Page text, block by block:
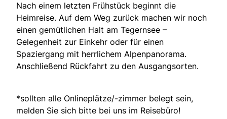
Nach einem letzten Frühstück beginnt die
Heimreise. Auf dem Weg zurück machen wir noch
einen gemütlichen Halt am Tegernsee –
Gelegenheit zur Einkehr oder für einen
Spaziergang mit herrlichem Alpenpanorama.
Anschließend Rückfahrt zu den Ausgangsorten.
*sollten alle Onlineplätze/-zimmer belegt sein,
melden Sie sich bitte bei uns im Reisebüro!